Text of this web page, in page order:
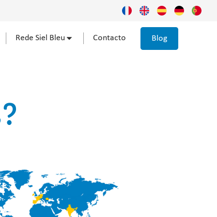
Rede Siel Bleu Contacto Blog